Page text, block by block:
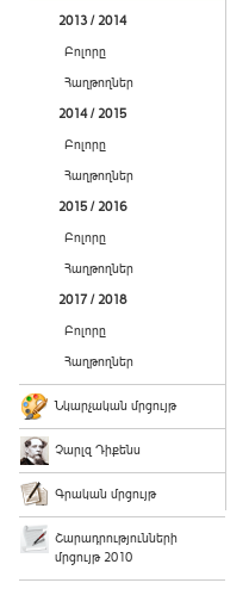
2013 / 2014
Բոլորը
Հաղթողներ
2014 / 2015
Բոլորը
Հաղթողներ
2015 / 2016
Բոլորը
Հաղթողներ
2017 / 2018
Բոլորը
Հաղթողներ
Նկարչական մրցույթ
Չարլզ Դիքենս
Գրական մրցույթ
Շարադրությունների
մրցույթ 2010